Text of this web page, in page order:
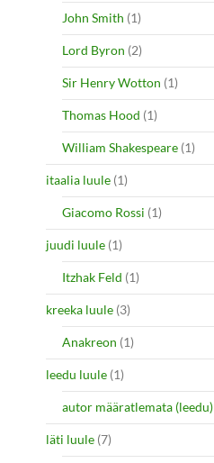
John Smith (1)
Lord Byron (2)
Sir Henry Wotton (1)
Thomas Hood (1)
William Shakespeare (1)
itaalia luule (1)
Giacomo Rossi (1)
juudi luule (1)
Itzhak Feld (1)
kreeka luule (3)
Anakreon (1)
leedu luule (1)
autor määratlemata (leedu)
läti luule (7)